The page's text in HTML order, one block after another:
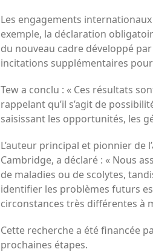
Les engagements
exemple, la déclaration
du nouveau cadre développé
incitations supplémentaires
Tew a conclu : « Ces résultats
rappelant qu’il s’agit de
saisissant les opportunités, les
L’auteur principal et pionnier de
Cambridge, a déclaré : « Nous
de maladies ou de scolytes,
identifier les problèmes futurs
circonstances très différentes à
Cette recherche a été financée
prochaines étapes.